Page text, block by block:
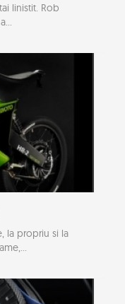
linistit. Rob
la propriu si la